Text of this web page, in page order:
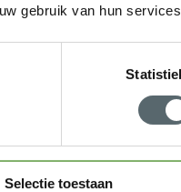
gebruik van hun
Selectie toestaan